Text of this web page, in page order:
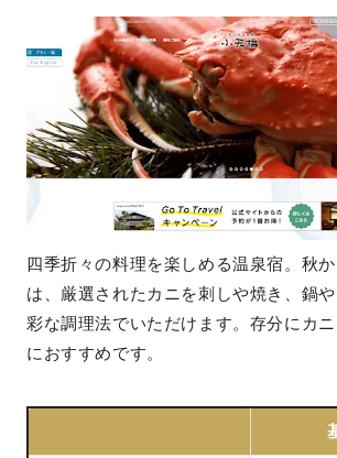
四季折々の料理を楽しめる温泉宿。秋
は、厳選されたカニを刺しや焼き、鍋
彩な調理法でいただけます。存分にカ
におすすめです。